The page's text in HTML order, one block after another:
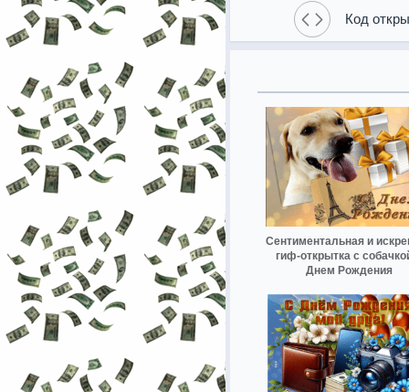
Код
Сентиментальная и
гиф-открытка с
Днем Рождения